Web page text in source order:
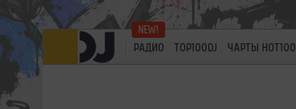
РАДИО TOP100DJ ЧАРТЫ HOT100